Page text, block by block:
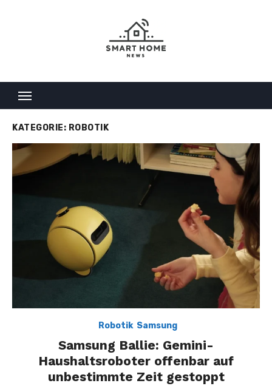
KATEGORIE: ROBOTIK
Robotik, Samsung
Samsung Ballie: Gemini-
Haushaltsroboter offenbar auf
unbestimmte Zeit gestoppt